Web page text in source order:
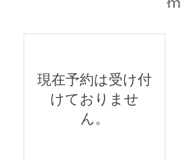
現在予約は受け付
けておりませ
ん。